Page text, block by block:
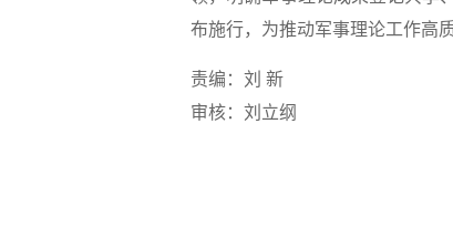
布施行，为推动军事理论工作高
责编：刘 新
审核：刘立纲